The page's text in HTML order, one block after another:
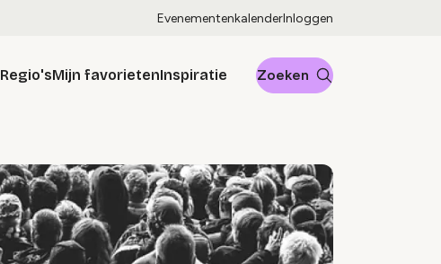
EvenementenkalenderInloggen
Regio'sMijn favorietenInspiratie Zoeken